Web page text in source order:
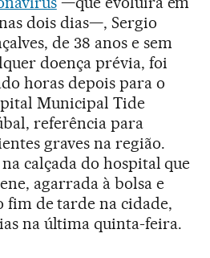
dois dias—, Sergio
de 38 anos e sem
doença prévia, foi
horas depois para o
Municipal Tide
referência para
graves na região.
calçada do hospital que
agarrada à bolsa e
de tarde na cidade,
na última quinta-feira.